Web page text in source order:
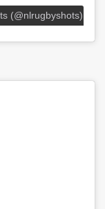
(@nlrugbyshots)